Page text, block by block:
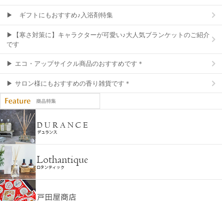
▶ ギフトにもおすすめ♪入浴剤特集
▶【寒さ対策に】キャラクターが可愛い♪大人気ブランケットのご紹介
です
▶ エコ・アップサイクル商品のおすすめです＊
▶ サロン様にもおすすめの香り雑貨です＊